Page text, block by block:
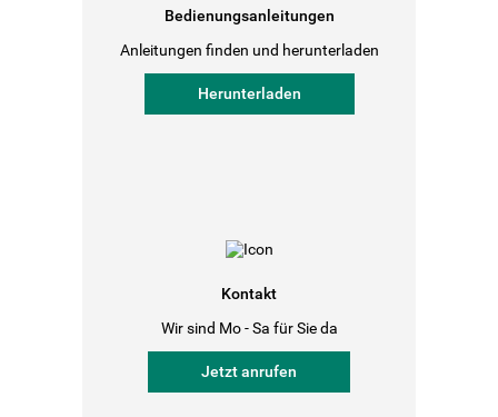
Bedienungsanleitungen
Anleitungen finden und herunterladen
Herunterladen
Kontakt
Wir sind Mo - Sa für Sie da
Jetzt anrufen